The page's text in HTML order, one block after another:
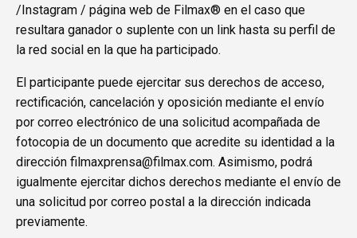
/Instagram / página web de Filmax® en el caso que
resultara ganador o suplente con un link hasta su perfil de
la red social en la que ha participado.
El participante puede ejercitar sus derechos de acceso,
rectificación, cancelación y oposición mediante el envío
por correo electrónico de una solicitud acompañada de
fotocopia de un documento que acredite su identidad a la
dirección filmaxprensa@filmax.com. Asimismo, podrá
igualmente ejercitar dichos derechos mediante el envío de
una solicitud por correo postal a la dirección indicada
previamente.